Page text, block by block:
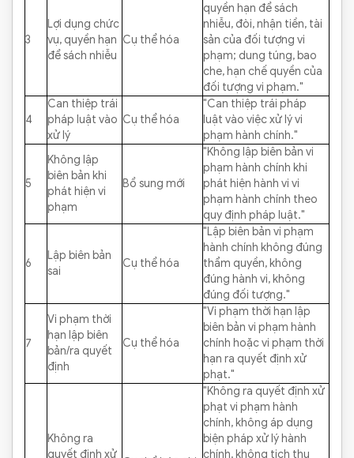
3
Lợi dụng chức
vụ, quyền hạn
để sách nhiễu
Cụ thể hóa
quyền hạn để sách
nhiễu, đòi, nhận tiền, tài
sản của đối tượng vi
phạm; dung túng, bao
che, hạn chế quyền của
đối tượng vi phạm."
4
Can thiệp trái
pháp luật vào
xử lý
Cụ thể hóa
"Can thiệp trái pháp
luật vào việc xử lý vi
phạm hành chính."
5
Không lập
biên bản khi
phát hiện vi
phạm
Bổ sung mới
"Không lập biên bản vi
phạm hành chính khi
phát hiện hành vi vi
phạm hành chính theo
quy định pháp luật."
6
Lập biên bản
sai
Cụ thể hóa
"Lập biên bản vi phạm
hành chính không đúng
thẩm quyền, không
đúng hành vi, không
đúng đối tượng."
7
Vi phạm thời
hạn lập biên
bản/ra quyết
định
Cụ thể hóa
"Vi phạm thời hạn lập
biên bản vi phạm hành
chính hoặc vi phạm thời
hạn ra quyết định xử
phạt."
Không ra
quyết định xử
"Không ra quyết định xử
phạt vi phạm hành
chính, không áp dụng
biện pháp xử lý hành
chính, không tịch thu